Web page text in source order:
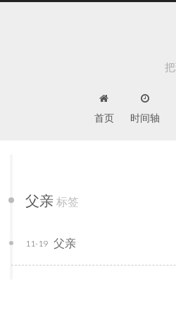
首页 时间轴
父亲 标签
父亲
11-19